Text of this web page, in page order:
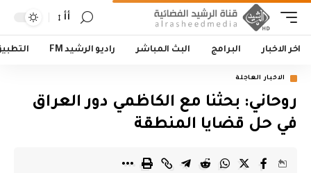
أأ
اخر الاخبار البرامج البث المباشر راديو الرشيد FM
الاخبار العاجلة
روحاني: بحثنا مع الكاظمي دور العراق
في حل قضايا المنطقة